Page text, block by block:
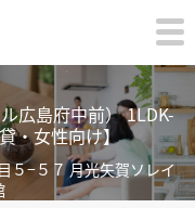
広島府中前） 1LDK-
・女性向け】
５−５７ 月光矢賀ソレイ